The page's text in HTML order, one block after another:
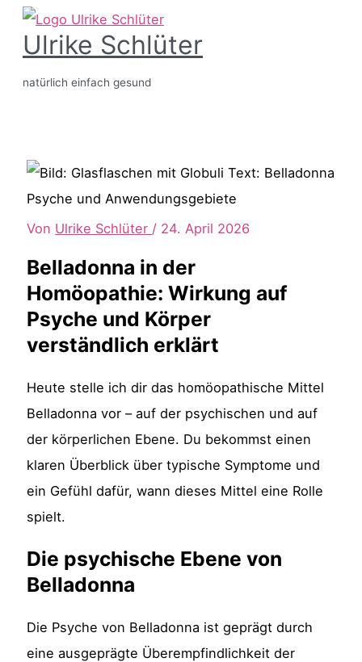
Zum
InhaltUlrike Schlüter
natürlich einfach gesund
Von Ulrike Schlüter / 24. April 2026
Belladonna in der
Homöopathie: Wirkung auf
Psyche und Körper
verständlich erklärt
Heute stelle ich dir das homöopathische Mittel
Belladonna vor – auf der psychischen und auf
der körperlichen Ebene. Du bekommst einen
klaren Überblick über typische Symptome und
ein Gefühl dafür, wann dieses Mittel eine Rolle
spielt.
Die psychische Ebene von
Belladonna
Die Psyche von Belladonna ist geprägt durch
eine ausgeprägte Überempfindlichkeit der